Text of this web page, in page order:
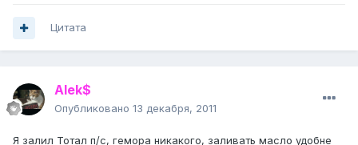
Цитата
Alek$
Опубликовано 13 декабря, 2011
Я залил Тотал п/с, гемора никакого, заливать масло удобне